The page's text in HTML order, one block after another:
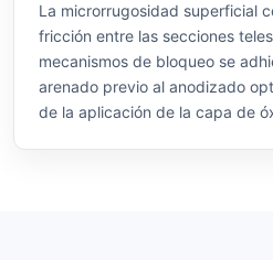
La microrrugosidad superficial
fricción entre las secciones
mecanismos de bloqueo se
arenado previo al anodizado
de la aplicación de la capa de